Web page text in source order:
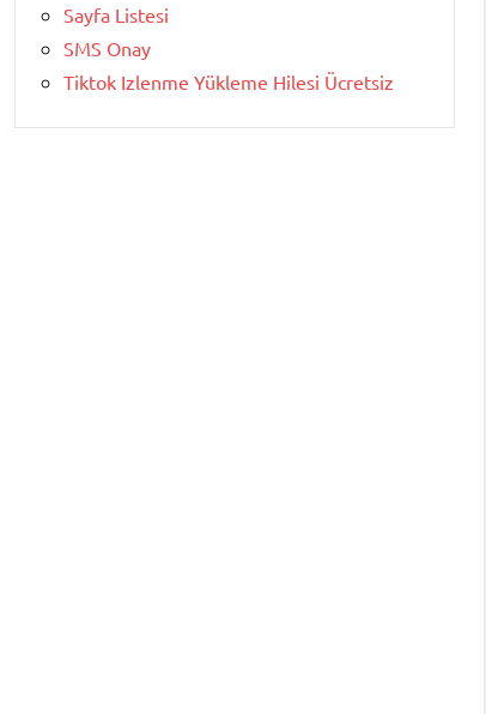
Sayfa Listesi
SMS Onay
Tiktok Izlenme Yükleme Hilesi Ücretsiz